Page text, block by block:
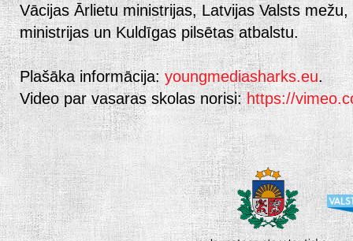
Vācijas Ārlietu ministrijas, LatvijasValsts
ministrijas un Kuldīgas pilsētas atbalstu.
Plašāka informācija: youngmediasharks.eu.
Video par vasaras skolas norisi:https://